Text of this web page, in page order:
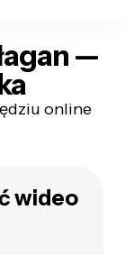
—
online
wideo